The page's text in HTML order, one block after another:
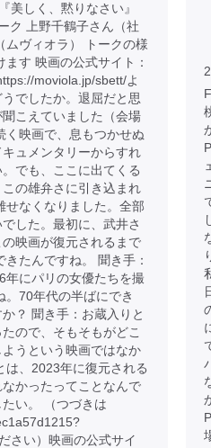
美しく、黙りなさい』
ク 上野千鶴子さん（社
ムヴィオラ） トークの様
す 映画の公式サイト：
moviola.jp/sbett/よ
でしたか。退屈だと思
こえていました（会場
く映画で、息もつかせぬ
ュメンタリーからすれ
でも、ここに出てくる
の雄弁さに引き込まれ
せなくなりました。全部
した。最初に、武井さ
映画が復元されるまで
たんですね。 聞き手：
年にパリの女優たちを撮
。70年代の半ばにでき
？ 聞き手：お蔵入りと
ので、そもそもがどこ
うという映画ではなか
は、2023年に復元される
かったってことなんで
い。 （つづきは
い）映画の公式サイ